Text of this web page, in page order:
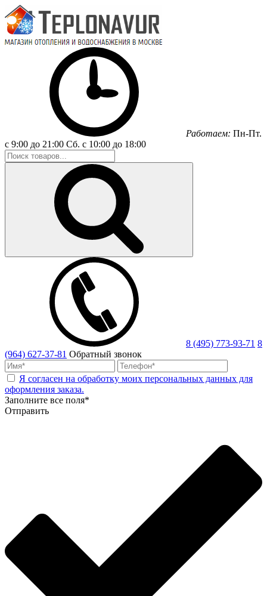
Работаем: Пн-Пт.
с 9:00 до 21:00 Сб. с 10:00 до 18:00
8 (495) 773-93-71 8
(964) 627-37-81 Обратный звонок
Я согласен на обработку моих персональных данных для
оформления заказа.
Заполните все поля*
Отправить